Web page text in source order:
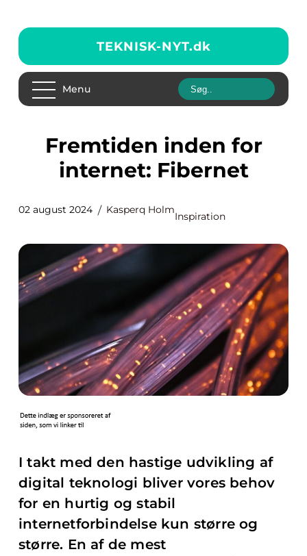
TEKNISK-NYT.dk
Menu
Fremtiden inden for
internet: Fibernet
02 august 2024 Kasperq Holm
Inspiration
I takt med den hastige udvikling af
digital teknologi bliver vores behov
for en hurtig og stabil
internetforbindelse kun større og
større. En af de mest